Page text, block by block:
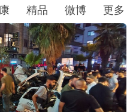
精品 微博 更多